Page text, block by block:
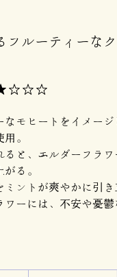
フルーティーな
なモヒートをイメー
。
ると、エルダーフラ
る。
ミントが爽やかに引
ワーには、不安や憂